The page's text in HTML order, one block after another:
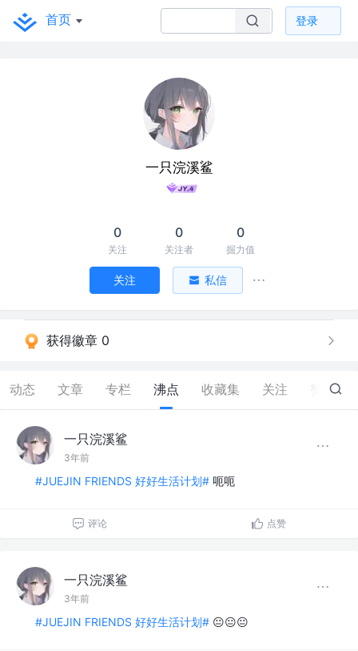
首页 登录
一只浣溪鲨
0
关注
0
关注者
0
掘力值
关注 私信
获得徽章 0
动态 文章 专栏 沸点 收藏集 关注 0
一只浣溪鲨
3年前
#JUEJIN FRIENDS 好好生活计划# 呃呃
评论 点赞
一只浣溪鲨
3年前
#JUEJIN FRIENDS 好好生活计划# 😐😐😐